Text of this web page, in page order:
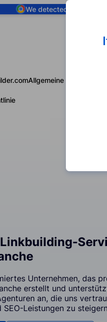
We detected you are
Allgemeine
Unternehmen, das
erstellt und
an, die uns
SEO-Leistungen zu